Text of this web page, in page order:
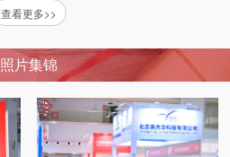
查看更多>>
照片集锦